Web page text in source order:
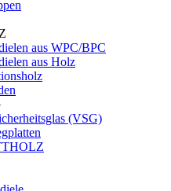
aus WPC/BPC
aus Holz
(VSG)